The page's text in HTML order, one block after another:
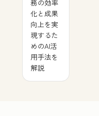
務の効率
化と成果
向上を実
現するた
めのAI活
用手法を
解説